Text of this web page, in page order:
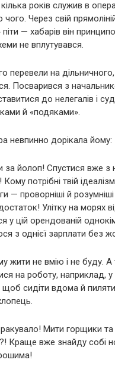
років служив в
чого. Через свій
— хабарів він
не вплутувався.
перевели на
Посварився з
до нелегалів і
й «подяками».
невпинно дорікала йому:
йолоп! Спустися вже з
потрібні твій
— проворніші й
Улітку на морях
у цій орендованій
з однієї зарплати без
жити не вмію і не буду.
на роботу, наприклад,
щоб сидіти вдома й
Мити горщики та
Краще вже знайду собі